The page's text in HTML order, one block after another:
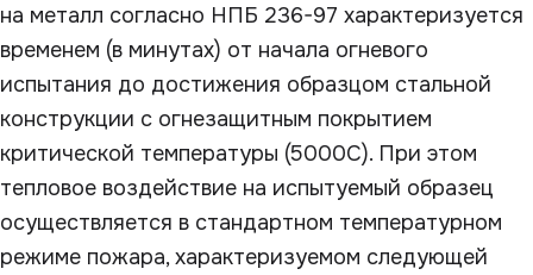
на металл согласно НПБ 236-97 характеризуется
временем (в минутах) от начала огневого
испытания до достижения образцом стальной
конструкции с огнезащитным покрытием
критической температуры (5000С). При этом
тепловое воздействие на испытуемый образец
осуществляется в стандартном температурном
режиме пожара, характеризуемом следующей